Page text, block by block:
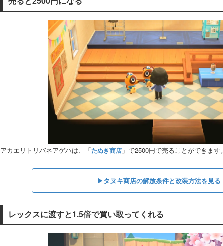
アカエリトリバネアゲハは、「たぬき商店 」で2500円で売ることができます。
▶︎タヌキ商店の解放条件と改装方法を見る
レックスに渡すと1.5倍で買い取ってくれる